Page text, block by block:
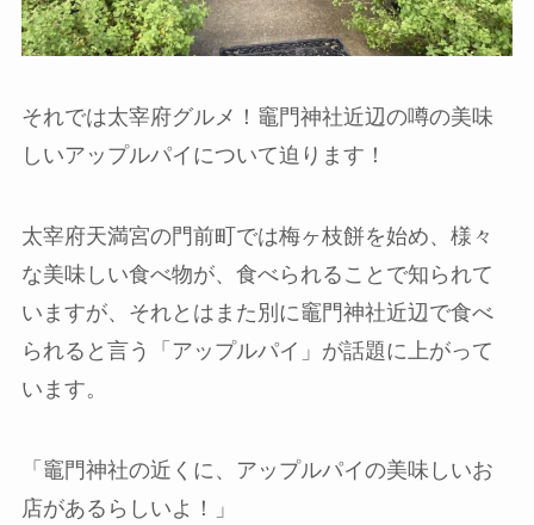
それでは太宰府グルメ！竈門神社近辺の噂の美味
しいアップルパイについて迫ります！
太宰府天満宮の門前町では梅ヶ枝餅を始め、様々
な美味しい食べ物が、食べられることで知られて
いますが、それとはまた別に竈門神社近辺で食べ
られると言う「アップルパイ」が話題に上がって
います。
「竈門神社の近くに、アップルパイの美味しいお
店があるらしいよ！」